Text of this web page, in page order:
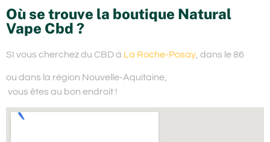
Où se trouve la boutique Natural
Vape Cbd ?
SI vous cherchez du CBD à La Roche-Posay , dans le 86
ou dans la région Nouvelle-Aquitaine,
vous êtes au bon endroit !